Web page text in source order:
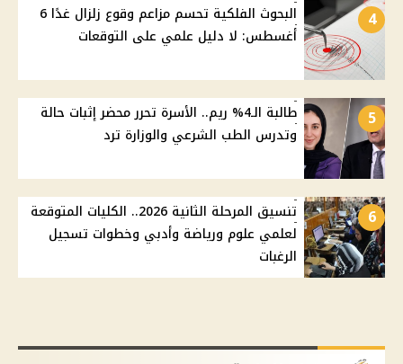
4
البحوث الفلكية تحسم مزاعم وقوع زلزال غدًا 6
أغسطس: لا دليل علمي على التوقعات
5
طالبة الـ4% ريم.. الأسرة تحرر محضر إثبات حالة
وتدرس الطب الشرعي والوزارة ترد
6
تنسيق المرحلة الثانية 2026.. الكليات المتوقعة
لعلمي علوم ورياضة وأدبي وخطوات تسجيل
الرغبات